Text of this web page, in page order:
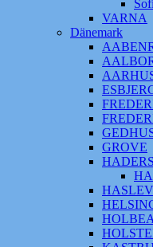
VARNA
Dänemark
GROVE
HASLEV